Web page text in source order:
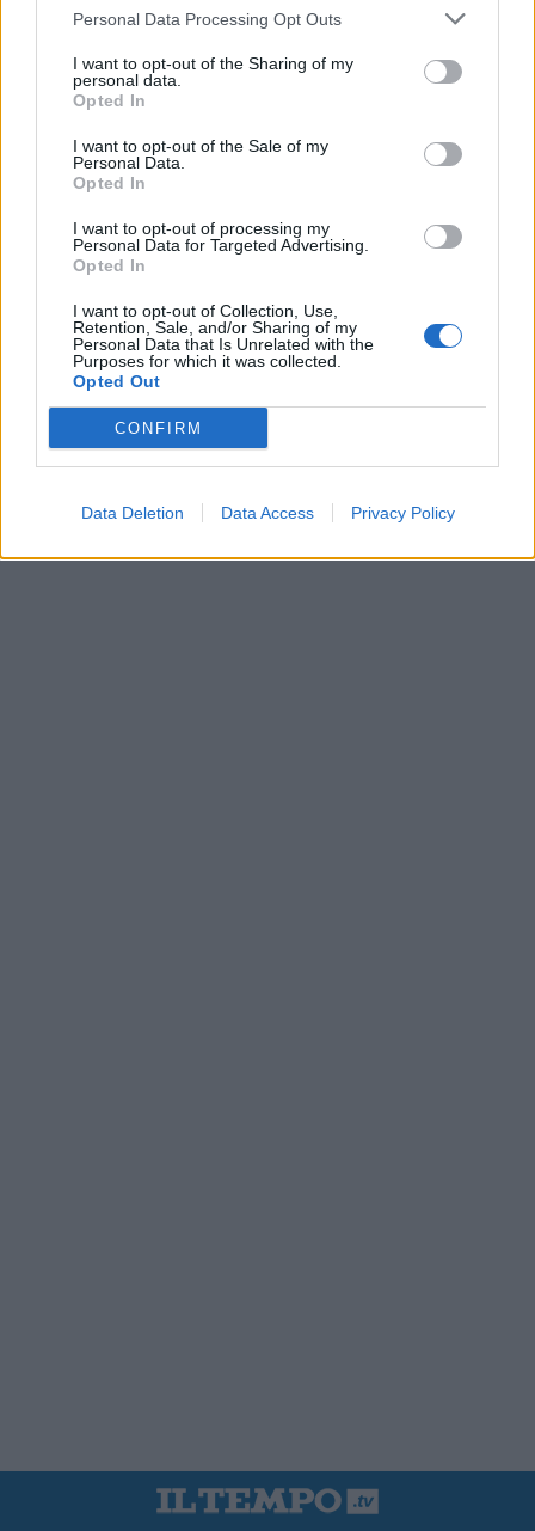
Personal Data Processing Opt Outs
I want to opt-out of the Sharing of my
personal data.
Opted In
I want to opt-out of the Sale of my
Personal Data.
Opted In
I want to opt-out of processing my
Personal Data for Targeted Advertising.
Opted In
I want to opt-out of Collection, Use,
Retention, Sale, and/or Sharing of my
Personal Data that Is Unrelated with the
Purposes for which it was collected.
Opted Out
CONFIRM
Data Deletion Data Access Privacy Policy
In evidenza